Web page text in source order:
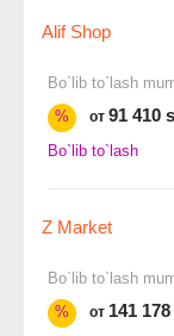
Alif Shop
Bo`lib to`lash
%
от 91 410
Bo`lib to`lash
Z Market
Bo`lib to`lash
%
от 141